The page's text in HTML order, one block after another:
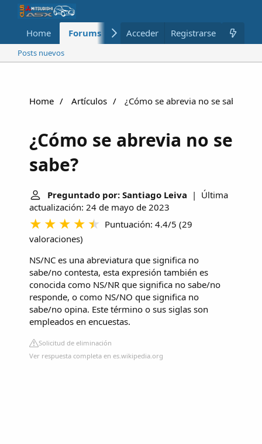
Home Forums Nuevo Miembros
Acceder Registrarse
Posts nuevos
Home Artículos ¿Cómo se abrevia no se sabe?
¿Cómo se abrevia no se
sabe?
Preguntado por: Santiago Leiva | Última
actualización: 24 de mayo de 2023
Puntuación: 4.4/5 (29
valoraciones)
NS/NC es una abreviatura que significa no
sabe/no contesta, esta expresión también es
conocida como NS/NR que significa no sabe/no
responde, o como NS/NO que significa no
sabe/no opina. Este término o sus siglas son
empleados en encuestas.
Solicitud de eliminación
Ver respuesta completa en es.wikipedia.org